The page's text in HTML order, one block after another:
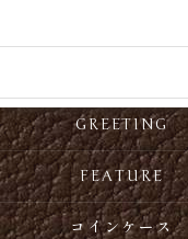
GREETING
FEATURE
コインケース